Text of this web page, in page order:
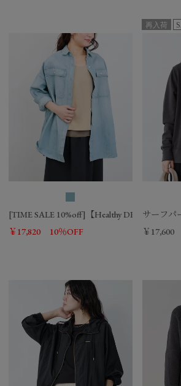
[TIME SALE 10%off]【Healthy DENIM】デ
￥17,820
10％OFF
再入荷
サーフパ
￥17,600